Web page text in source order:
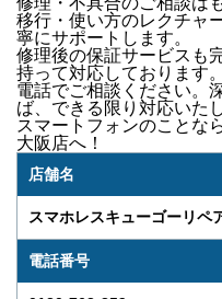
移行・使い方のレクチャ
寧にサポートします。
修理後の保証サービス も
持って対応しております。
電話でご相談ください。
ば、できる限り対応いた
スマートフォンのことなら
大阪店へ！
店舗名
スマホレスキューゴーリペ
電話番号